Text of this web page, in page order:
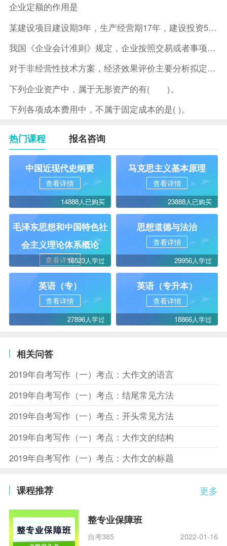
企业定额的作用是
某建设项目建设期3年，生产经营期17年，建设投资5500万元
我国《企业会计准则》规定，企业按照交易或者事项的经济特征确定
对于非经营性技术方案，经济效果评价主要分析拟定方案的( )。
下列企业资产中，属于无形资产的有( )。
下列各项成本费用中，不属于固定成本的是( )。
热门课程 报名咨询
中国近现代史纲要
查看详情
14888人已购买
马克思主义基本原理
查看详情
23888人已购买
毛泽东思想和中国特色社
会主义理论体系概论
查看详情16523人学过
思想道德与法治
查看详情
29956人学过
英语（专）
查看详情
27896人学过
英语（专升本）
查看详情
18866人学过
相关问答
2019年自考写作（一）考点：大作文的语言
2019年自考写作（一）考点：结尾常见方法
2019年自考写作（一）考点：开头常见方法
2019年自考写作（一）考点：大作文的结构
2019年自考写作（一）考点：大作文的标题
更多
课程推荐
整专业保障班
自考365 2022-01-16